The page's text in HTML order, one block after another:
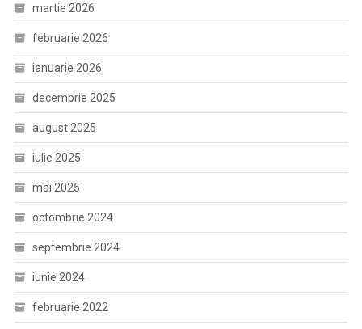
martie 2026
februarie 2026
ianuarie 2026
decembrie 2025
august 2025
iulie 2025
mai 2025
octombrie 2024
septembrie 2024
iunie 2024
februarie 2022